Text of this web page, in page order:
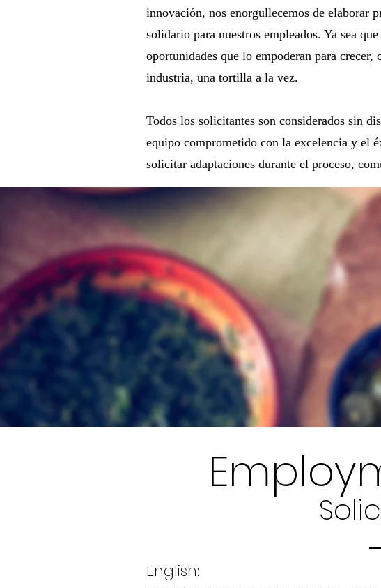
innovación, nos enorgullecemos de elaborar
solidario para nuestros empleados. Ya sea
oportunidades que lo empoderan para
industria, una tortilla a la vez.
Todos los solicitantes son considerados sin
equipo comprometido con la excelencia y el
solicitar adaptaciones durante el proceso,
Available
English: